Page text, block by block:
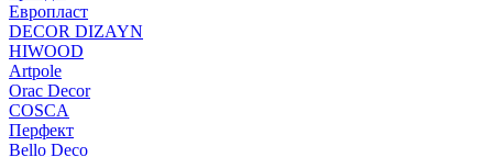
Европласт
DECOR DIZAYN
HIWOOD
Artpole
Orac Decor
COSCA
Перфект
Bello Deco